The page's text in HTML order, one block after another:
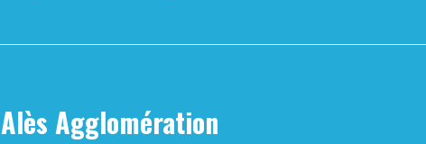
Alès Agglomération